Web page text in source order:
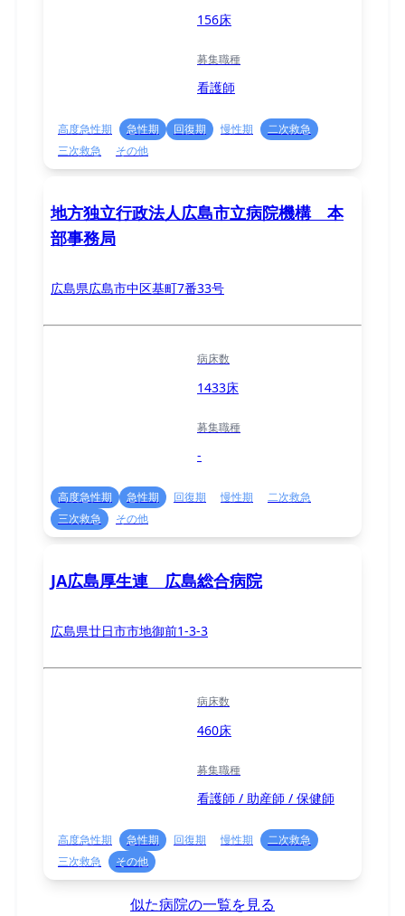
156床
募集職種
看護師
高度急性期 急性期 回復期 慢性期
二次救急
三次救急
その他
地方独立行政法人広島市立病院機構 本
部事務局
広島県広島市中区基町7番33号
病床数
1433床
募集職種
-
高度急性期 急性期 回復期 慢性期
二次救急
三次救急
その他
JA広島厚生連 広島総合病院
広島県廿日市市地御前1-3-3
病床数
460床
募集職種
看護師 / 助産師 / 保健師
高度急性期 急性期 回復期 慢性期
二次救急
三次救急
その他
似た病院の一覧を見る